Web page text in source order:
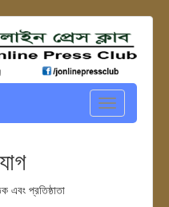
Toggle
navigation
এবং প্রতিষ্ঠাতা